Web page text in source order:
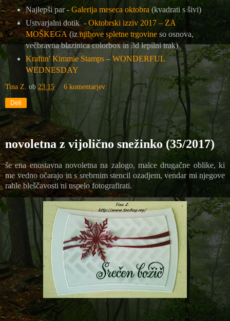
Najlepši par - Galerija meseca oktobra(kvadrati s šivi)
Ustvarjalni dotik - Oktobrski izziv 2017 – ZA
MOŠKEGA(iznjihove spletne trgovineso osnova,
večbravna blazinica colorbox in 3d lepilni trak)
Kraftin' Kimmie Stamps– WONDERFUL
WEDNESDAY
Tina Z. ob23:15 6 komentarjev:
Deli
novoletna z vijolično snežinko (35/2017)
še ena enostavna novoletna na zalogo, malce drugačne oblike, ki
me vedno očarajo in s srebrnim stencil ozadjem, vendar mi njegove
rahle bleščavosti ni uspelo fotografirati.